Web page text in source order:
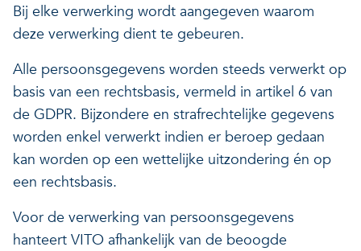
Bij elke verwerking wordt aangegeven waarom
deze verwerking dient te gebeuren.
Alle persoonsgegevens worden steeds verwerkt op
basis van een rechtsbasis, vermeld in artikel 6 van
de GDPR. Bijzondere en strafrechtelijke gegevens
worden enkel verwerkt indien er beroep gedaan
kan worden op een wettelijke uitzondering én op
een rechtsbasis.
Voor de verwerking van persoonsgegevens
hanteert VITO afhankelijk van de beoogde